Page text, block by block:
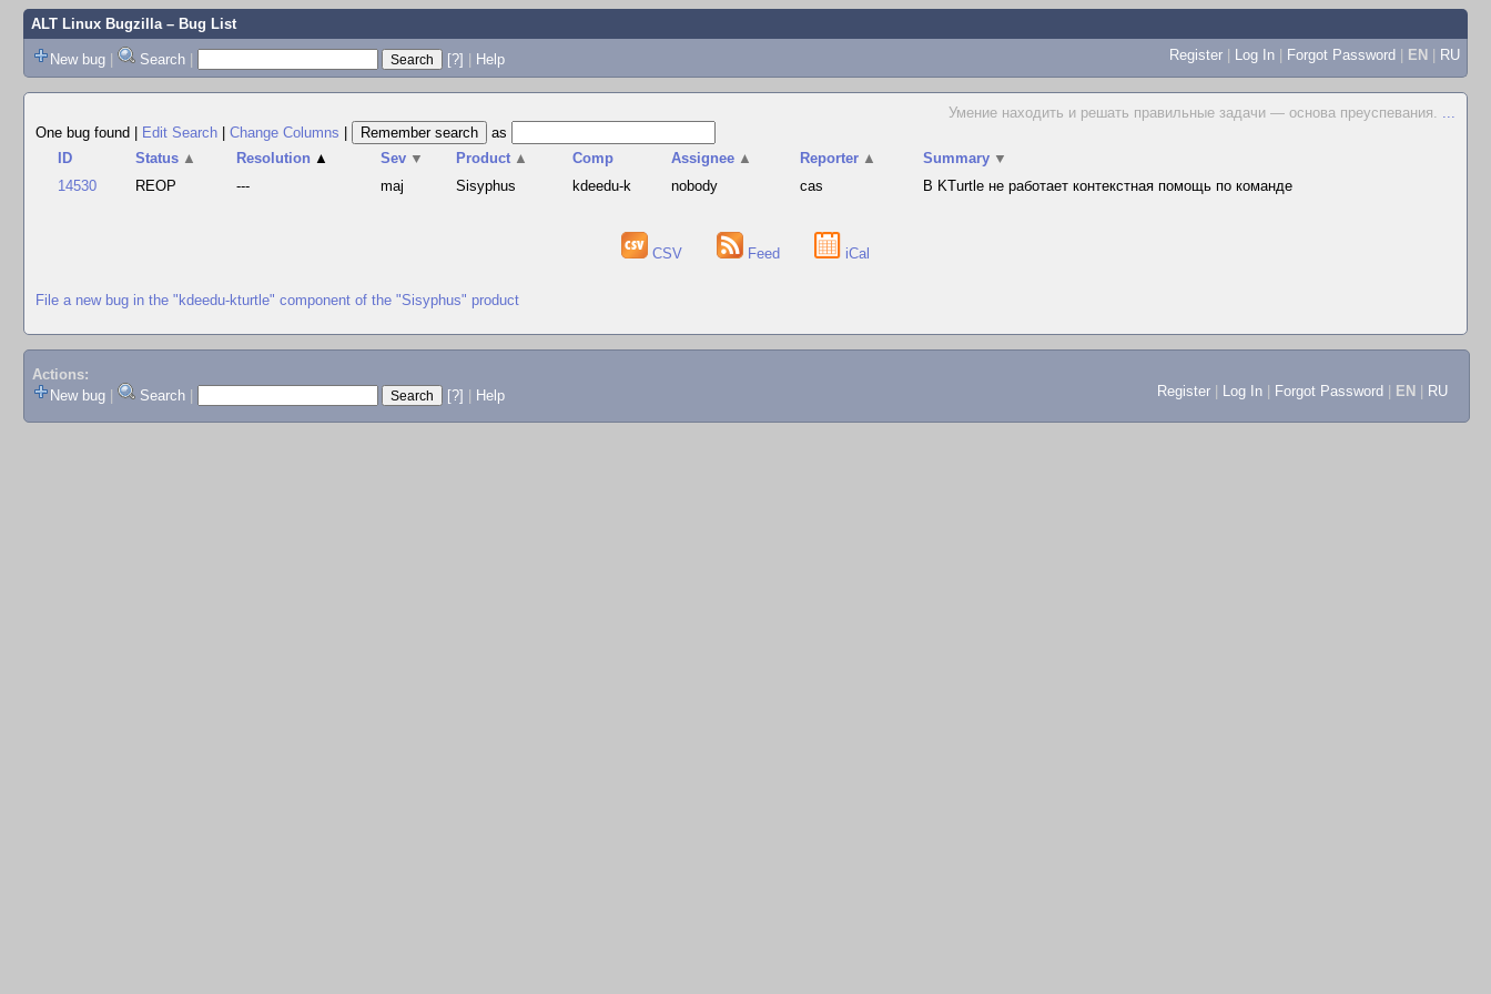
ALT Linux Bugzilla– Bug List
New bug | Search | [?] | Help Register | Log In | Forgot Password | EN | RU
Умение находить и решать правильные задачи — основа преуспевания. ...
One bug found
Edit Search Change Columns
as
ID
Status ▲ Resolution ▲ Sev ▼ Product ▲ Comp Assignee ▲ Reporter ▲ Summary ▼
14530
REOP --- maj Sisyphus kdeedu-k nobody cas В KTurtle не работает контекстная помощь по команде
CSV Feed iCal
File a new bug in the "kdeedu-kturtle" component of the "Sisyphus" product
Actions:
New bug
Search [?] Help Register Log In Forgot Password EN RU